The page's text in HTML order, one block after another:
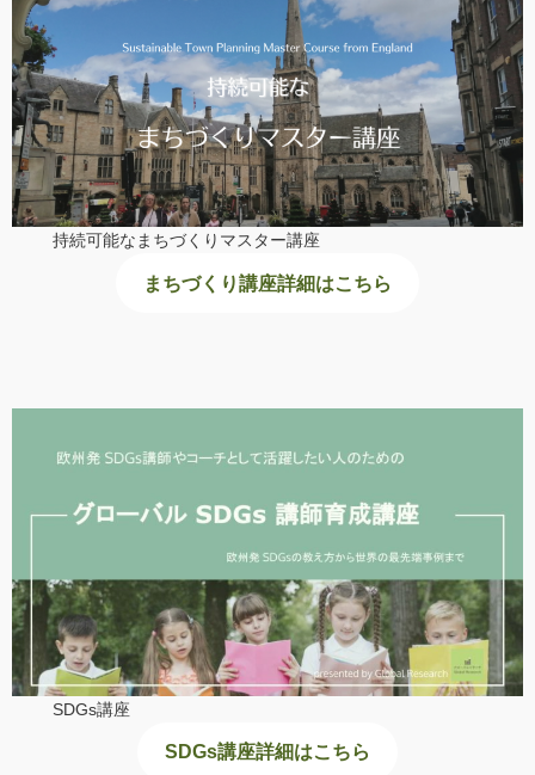
持続可能なまちづくりマスター講座
まちづくり講座詳細はこちら
SDGs講座
SDGs講座詳細はこちら